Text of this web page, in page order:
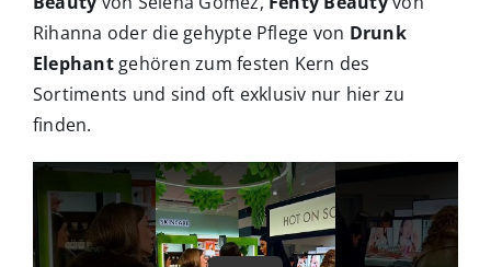
Rihanna oder die gehypte Pflege von Drunk
Elephantgehören zum festen Kern des
Sortiments und sind oft exklusiv nur hier zu
finden.